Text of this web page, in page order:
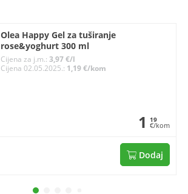
Olea Happy Gel za tuširanje
rose&yoghurt 300 ml
Cijena za j.m.: 3,97 €/l
Cijena 02.05.2025.: 1,19 €/kom
1 19
€/kom
Dodaj